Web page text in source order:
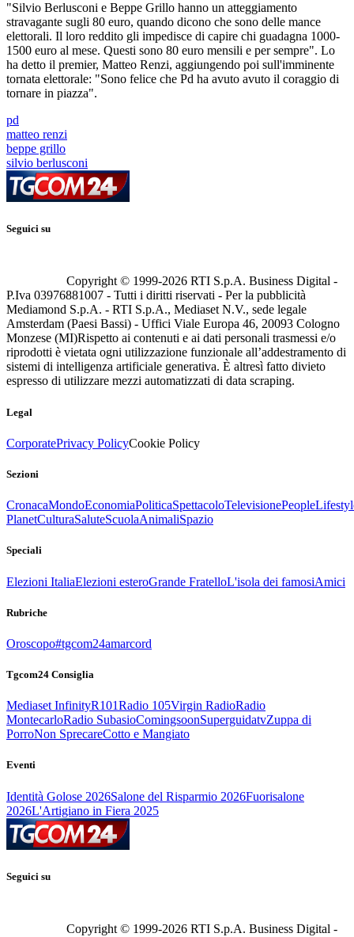
"Silvio Berlusconi e Beppe Grillo hanno un atteggiamento
stravagante sugli 80 euro, quando dicono che sono delle mance
elettorali. Il loro reddito gli impedisce di capire chi guadagna 1000-
1500 euro al mese. Questi sono 80 euro mensili e per sempre". Lo
ha detto il premier, Matteo Renzi, aggiungendo poi sull'imminente
tornata elettorale: "Sono felice che Pd ha avuto avuto il coraggio di
tornare in piazza".
pd
matteo renzi
beppe grillo
silvio berlusconi
Seguici su
Copyright © 1999-2026 RTI S.p.A. Business Digital -
P.Iva 03976881007 - Tutti i diritti riservati - Per la pubblicità
Mediamond S.p.A. - RTI S.p.A., Mediaset N.V., sede legale
Amsterdam (Paesi Bassi) - Uffici Viale Europa 46, 20093 Cologno
Monzese (MI)Rispetto ai contenuti e ai dati personali trasmessi e/o
riprodotti è vietata ogni utilizzazione funzionale all’addestramento di
sistemi di intelligenza artificiale generativa. È altresì fatto divieto
espresso di utilizzare mezzi automatizzati di data scraping.
Legal
CorporatePrivacy PolicyCookie Policy
Sezioni
CronacaMondoEconomiaPoliticaSpettacoloTelevisionePeople
PlanetCulturaSaluteScuolaAnimaliSpazio
Speciali
Elezioni ItaliaElezioni esteroGrande FratelloL'isola dei famosiAmici
Rubriche
Oroscopo#tgcom24amarcord
Tgcom24 Consiglia
Mediaset InfinityR101Radio 105Virgin RadioRadio
MontecarloRadio SubasioComingsoonSuperguidatvZuppa di
PorroNon SprecareCotto e Mangiato
Eventi
Identità Golose 2026Salone del Risparmio 2026Fuorisalone
2026L'Artigiano in Fiera 2025
Seguici su
Copyright © 1999-2026 RTI S.p.A. Business Digital -